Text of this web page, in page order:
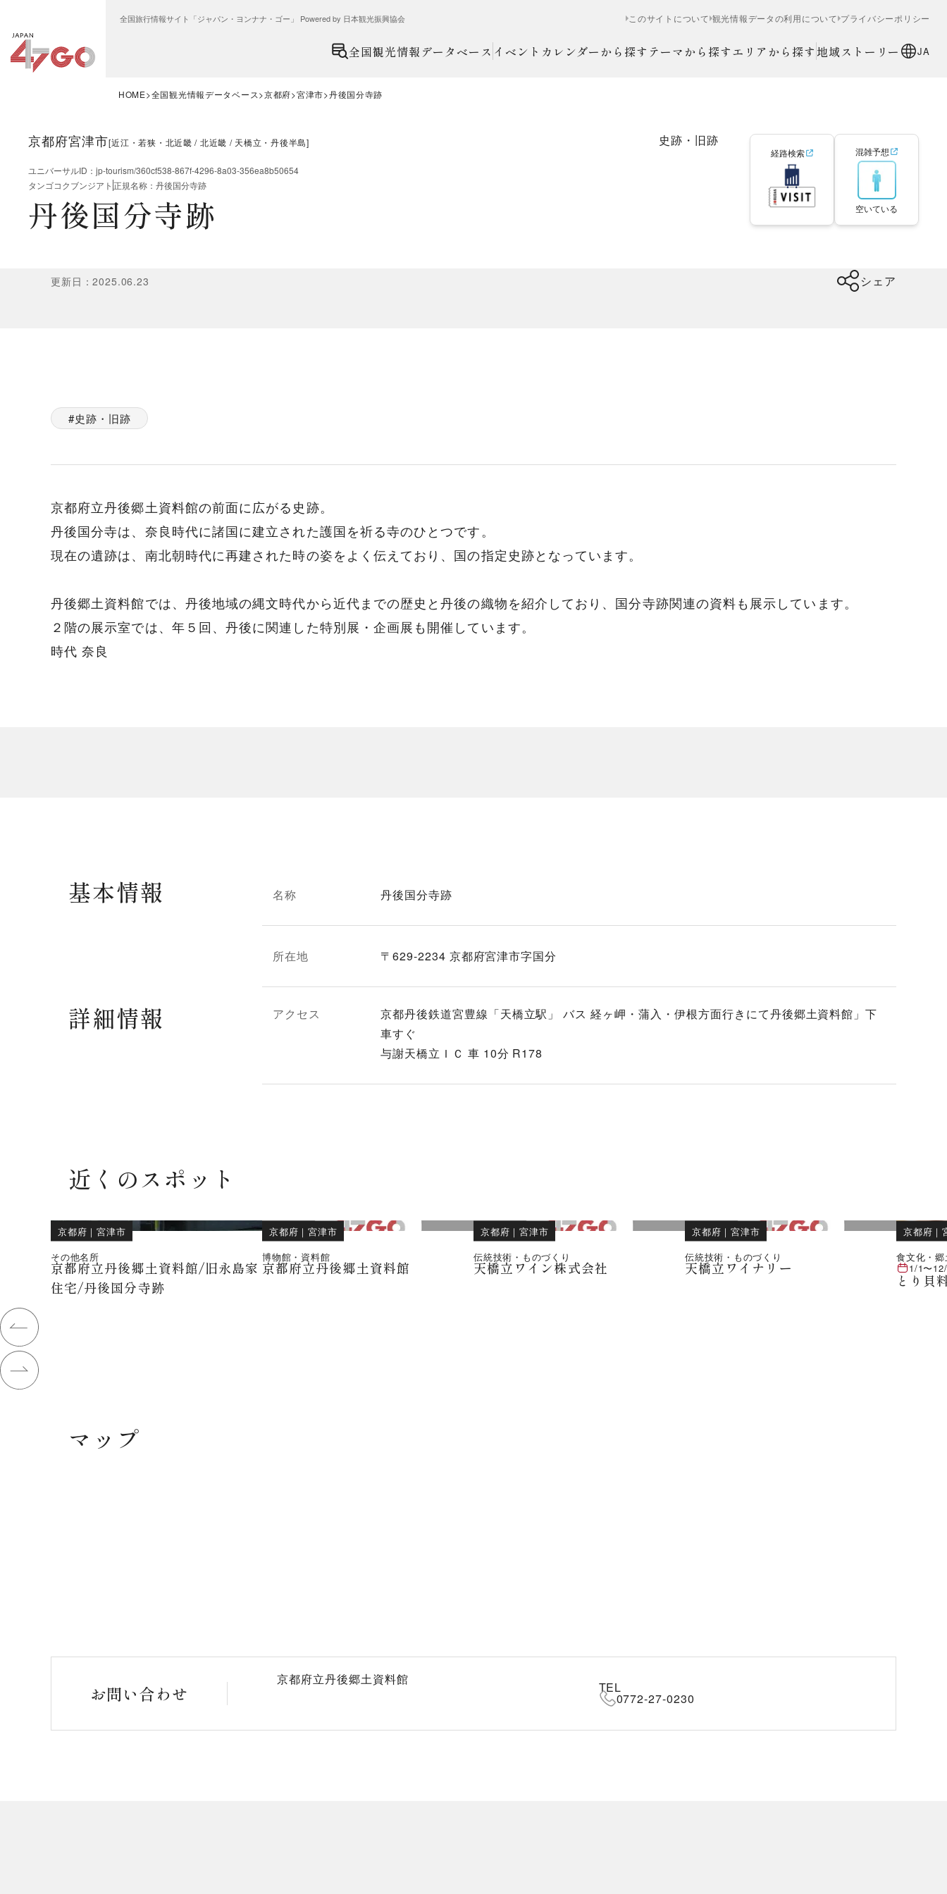
全国旅行情報サイト「ジャパン・ヨンナナ・ゴー」 Powered by 日本観光振興協会 このサイトについて 観光情報データの利用について プライバシーポリシー
全国観光情報データベース イベントカレンダーから探す テーマから探すエリアから探す 地域ストーリー JA
HOME 全国観光情報データベース 京都府 宮津市 丹後国分寺跡
京都府宮津市[近江・若狭・北近畿 北近畿 天橋立・丹後半島] 史跡・旧跡
ユニバーサルID ： jp-tourism/360cf538-867f-4296-8a03-356ea8b50654
タンゴコクブンジアト 正規名称 ： 丹後国分寺跡
丹後国分寺跡
経路検索 混雑予想
空いている
更新日 ：2025.06.23 シェア
史跡・旧跡
京都府立丹後郷土資料館の前面に広がる史跡。
丹後国分寺は、奈良時代に諸国に建立された護国を祈る寺のひとつです。
現在の遺跡は、南北朝時代に再建された時の姿をよく伝えており、国の指定史跡となっています。
丹後郷土資料館では、丹後地域の縄文時代から近代までの歴史と丹後の織物を紹介しており、国分寺跡関連の資料も展示しています。
２階の展示室では、年５回、丹後に関連した特別展・企画展も開催しています。
時代 奈良
基本情報 名称 丹後国分寺跡
所在地 〒629-2234 京都府宮津市字国分
詳細情報 アクセス
京都丹後鉄道宮豊線「天橋立駅」 バス 経ヶ岬・蒲入・伊根方面行きにて丹後郷土資料館」下
車すぐ
与謝天橋立ＩＣ 車 10分 R178
近くのスポット
京都府 ｜宮津市
その他名所
京都府立丹後郷土資料館/旧永島家
住宅/丹後国分寺跡
京都府 ｜宮津市
博物館・資料館
京都府立丹後郷土資料館
京都府 ｜宮津市
伝統技術・ものづくり
天橋立ワイン株式会社
京都府 ｜宮津市
伝統技術・ものづくり
天橋立ワイナリー
京都府 ｜
食文化・
1/1〜
とり貝
マップ
お問い合わせ
京都府立丹後郷土資料館
TEL
0772-27-0230